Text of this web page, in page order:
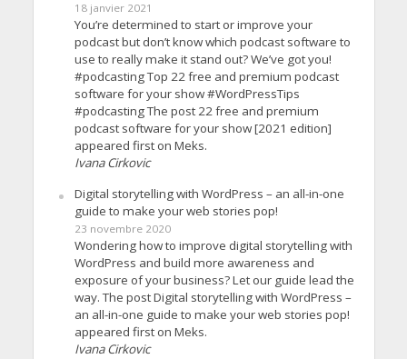
18 janvier 2021
You’re determined to start or improve your
podcast but don’t know which podcast software to
use to really make it stand out? We’ve got you!
#podcasting Top 22 free and premium podcast
software for your show #WordPressTips
#podcasting The post 22 free and premium
podcast software for your show [2021 edition]
appeared first on Meks.
Ivana Cirkovic
Digital storytelling with WordPress – an all-in-one
guide to make your web stories pop!
23 novembre 2020
Wondering how to improve digital storytelling with
WordPress and build more awareness and
exposure of your business? Let our guide lead the
way. The post Digital storytelling with WordPress –
an all-in-one guide to make your web stories pop!
appeared first on Meks.
Ivana Cirkovic